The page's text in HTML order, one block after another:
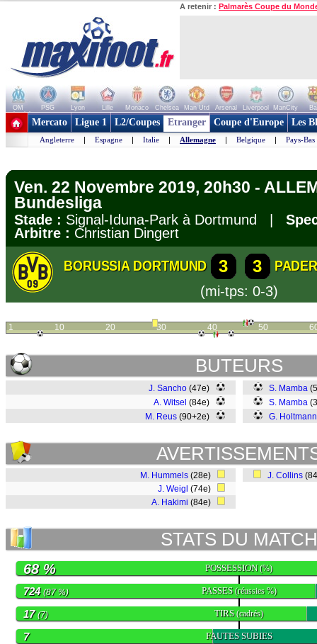
A retenir : Palmarès Coupe du
OM PSG Lyon Lille Monaco Chelsea Man Utd Arsenal Liverpool ManCity
+ de clubs
Mercato Ligue 1 L2/Coupes Etranger Coupe d'Europe Les
Angleterre | Espagne | Italie | Allemagne | Belgique | Pays-Bas
Ven. 22 Novembre 2019, 20h30 -
Bundesliga
Stade : Signal-Iduna-Park à Dortmund |
Arbitre : Christian Dingert
BORUSSIA DORTMUND 3 3
(mi-tps: 0-3)
1 10 20 30 40 50
BUTEURS
J. Sancho (47e)
A. Witsel (84e)
M. Reus (90+2e)
S. Mamba
S. Mamba
G. Holtmann
M. Hummels (28e)
J. Weigl (74e)
A. Hakimi (84e)
J. Collins
STATS DU MATCH
POSSESSION(%)
68 %
PASSES(réussies %)
724 (87 %)
TIRS(cadrés)
17(7)
FAUTES SUBIES
7